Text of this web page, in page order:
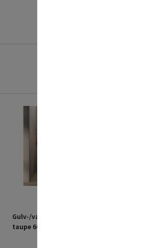
Gulv-/vægflise halen
taupe 60x30 cm 1,44 m²